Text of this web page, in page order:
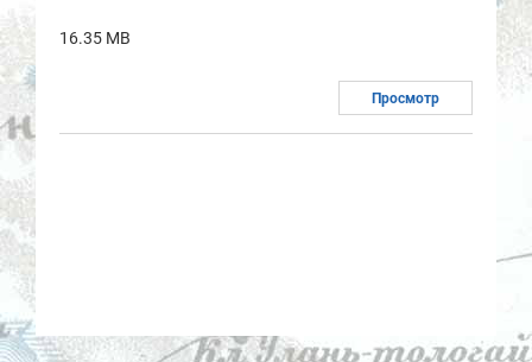
16.35 MB
Просмотр